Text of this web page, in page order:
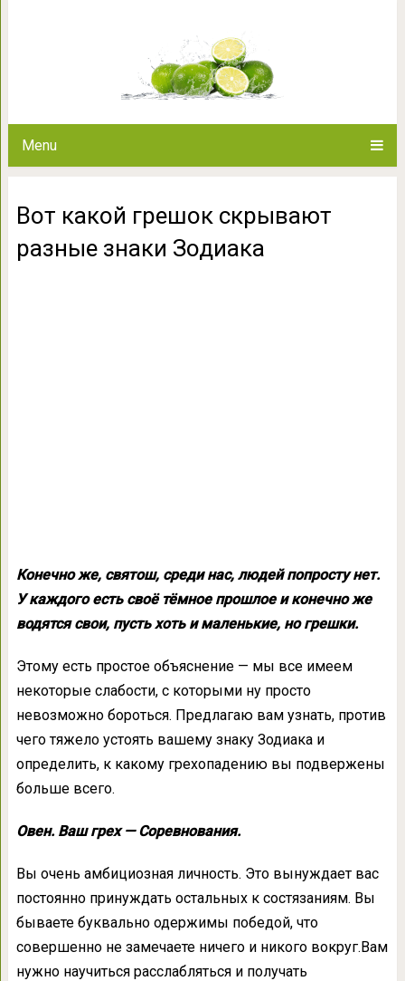
Menu
Вот какой грешок скрывают
разные знаки Зодиака
Конечно же, святош, среди нас, людей попросту нет.
У каждого есть своё тёмное прошлое и конечно же
водятся свои, пусть хоть и маленькие, но грешки.
Этому есть простое объяснение — мы все имеем
некоторые слабости, с которыми ну просто
невозможно бороться. Предлагаю вам узнать, против
чего тяжело устоять вашему знаку Зодиака и
определить, к какому грехопадению вы подвержены
больше всего.
Овен. Ваш грех — Соревнования.
Вы очень амбициозная личность. Это вынуждает вас
постоянно принуждать остальных к состязаниям. Вы
бываете буквально одержимы победой, что
совершенно не замечаете ничего и никого вокруг.Вам
нужно научиться расслабляться и получать